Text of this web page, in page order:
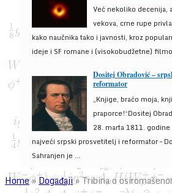
Već nekoliko decenija,
vekova, crne rupe
kako naučnika tako i javnosti, kroz
ideje i SF romane i (visokobudžetne)
Dositej Obradović –
reformator
„Knjige, braćo moja,
praporce!“Dositej
28. marta 1811.
najveći srpski prosvetitelj i reformator –
Sahranjen je ...
Home» Događaji»Tribina o